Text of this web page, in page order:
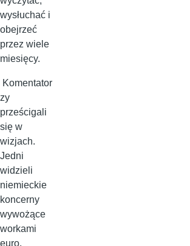
wysłuchać i
obejrzeć
przez wiele
miesięcy.
Komentator
zy
prześcigali
się w
wizjach.
Jedni
widzieli
niemieckie
koncerny
wywożące
workami
euro.